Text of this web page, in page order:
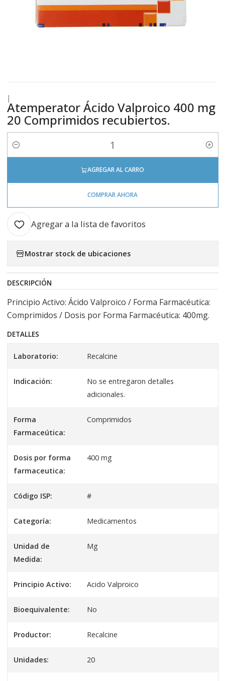
|
Atemperator Ácido Valproico 400 mg
20 Comprimidos recubiertos.
Cantidad
AGREGAR AL CARRO
COMPRAR AHORA
Agregar a la lista de favoritos
Mostrar stock de ubicaciones
DESCRIPCIÓN
Principio Activo: Ácido Valproico / Forma Farmacéutica:
Comprimidos / Dosis por Forma Farmacéutica: 400mg.
DETALLES
Laboratorio: Recalcine
Indicación:
No se entregaron detalles
adicionales.
Forma
Farmaceútica:
Comprimidos
Dosis por forma
farmaceutica:
400 mg
Código ISP: #
Categoría: Medicamentos
Unidad de
Medida:
Mg
Principio Activo: Acido Valproico
Bioequivalente: No
Productor: Recalcine
Unidades: 20